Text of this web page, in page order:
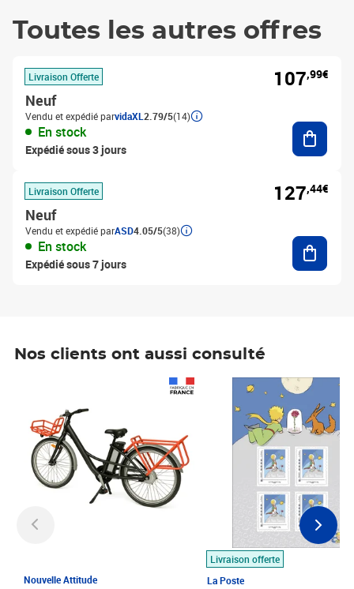
Toutes les autres offres
Livraison Offerte
Neuf
Vendu et expédié parvidaXL 2.79/5(14)
En stock
Expédié sous 3 jours
107,99€
Livraison Offerte
Neuf
Vendu et expédié parASD4.05/5(38)
En stock
Expédié sous 7 jours
127,44€
Nos clients ont aussi consulté
Nouvelle Attitude
Livraison offerte
La Poste
Prix 7,50€